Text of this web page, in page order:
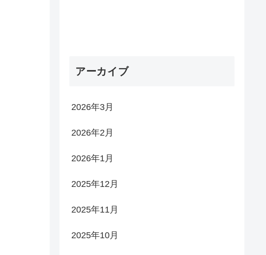
アーカイブ
2026年3月
2026年2月
2026年1月
2025年12月
2025年11月
2025年10月